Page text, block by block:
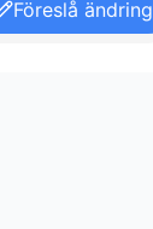
Föreslå ändring